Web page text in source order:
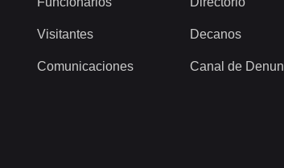
Visitantes
Comunicaciones
Decanos
Canal de